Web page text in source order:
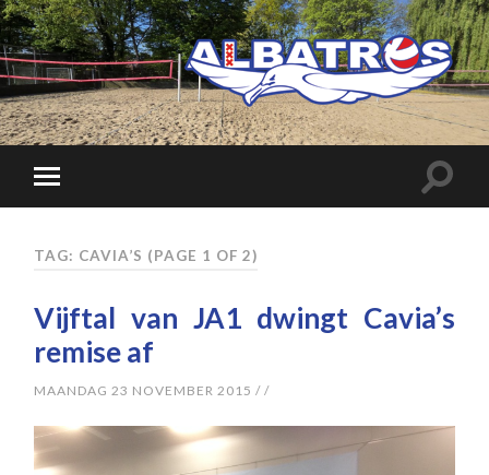
TAG: CAVIA’S (PAGE 1 OF 2)
Vijftal van JA1 dwingt Cavia’s
remise af
MAANDAG 23 NOVEMBER 2015 //